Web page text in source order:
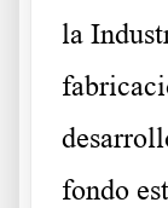
la
fondo